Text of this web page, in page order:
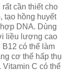
cần thiết cho
tạo hồng huyết
DNA. Dùng
liều lượng cao
có thể làm
cơ thể hấp thụ
Vitamin C có thể